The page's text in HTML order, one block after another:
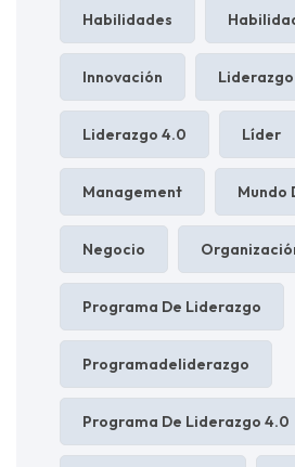
Habilidades
Innovación Liderazgo
Liderazgo 4.0 Líder
Management Mundo
Negocio
Programa De Liderazgo
Programadeliderazgo
Programa De Liderazgo 4.0